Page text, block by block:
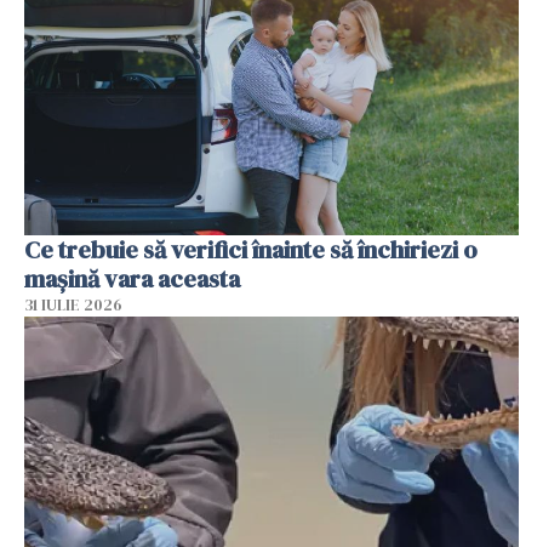
Ce trebuie să verifici înainte să închiriezi o
mașină vara aceasta
31 IULIE 2026